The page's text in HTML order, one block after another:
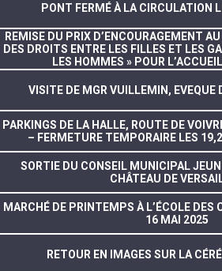
PONT FERMÉ À LA CIRCULATION
REMISE DU PRIX D’ENCOURAGEMENT
DES DROITS ENTRE LES FILLES ET LES
LES HOMMES » POUR
VISITE DE MGR VUILLEMIN, EVEQUE
PARKINGS DE LA HALLE, ROUTE DE
– FERMETURE TEMPORAIRE LES
SORTIE DU CONSEIL MUNICIPAL
CHÂTEAU DE
MARCHÉ DE PRINTEMPS À L’ÉCOLE DES
16 MAI 2025
RETOUR EN IMAGES SUR LA